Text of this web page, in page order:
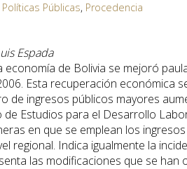
Políticas Públicas, Procedencia
Espada
de Bolivia se mejoró
Esta recuperación económica
de ingresos públicos mayores
Estudios para el Desarrollo
en que se emplean los ingresos
regional. Indica igualmente la
las modificaciones que se han